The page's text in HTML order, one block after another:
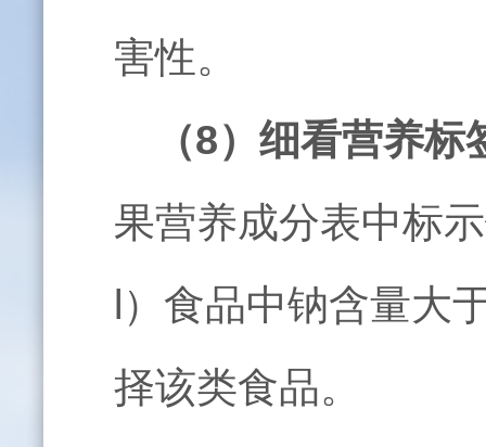
害性。
（8）细看营养标
果营养成分表中标
l）食品中钠含量大
择该类食品。